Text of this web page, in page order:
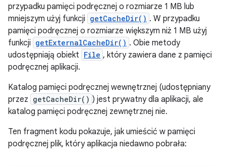
przypadku pamięci podręcznej o rozmiarze 1 MB lub
mniejszym użyj funkcji getCacheDir() . W przypadku
pamięci podręcznej o rozmiarze większym niż 1 MB użyj
funkcji getExternalCacheDir() . Obie metody
udostępniają obiekt File , który zawiera dane z pamięci
podręcznej aplikacji.
Katalog pamięci podręcznej wewnętrznej (udostępniany
przez getCacheDir() ) jest prywatny dla aplikacji, ale
katalog pamięci podręcznej zewnętrznej nie.
Ten fragment kodu pokazuje, jak umieścić w pamięci
podręcznej plik, który aplikacja niedawno pobrała: